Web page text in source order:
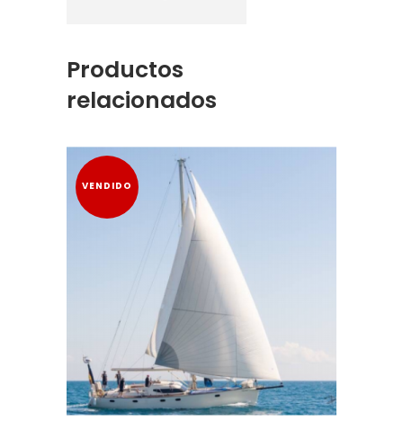
Productos
relacionados
VENDIDO